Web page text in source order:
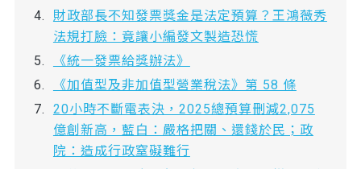
財政部長不知發票獎金是法定預算？王鴻薇秀
法規打臉：竟讓小編發文製造恐慌
《統一發票給獎辦法》
《加值型及非加值型營業稅法》第 58 條
20小時不斷電表決，2025總預算刪減2,075
億創新高，藍白：嚴格把關、還錢於民；政
院：造成行政窒礙難行